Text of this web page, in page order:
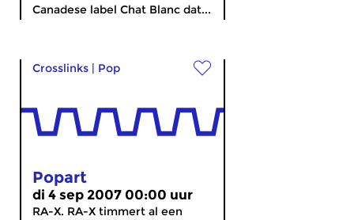
Canadese label Chat Blanc dat...
Crosslinks | Pop
Popart
di 4 sep 2007 00:00 uur
RA-X. RA-X timmert al een